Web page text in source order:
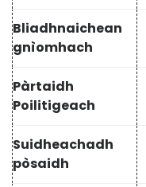
Bliadhnaichean
gnìomhach
Pàrtaidh
Poilitigeach
Suidheachadh
pòsaidh